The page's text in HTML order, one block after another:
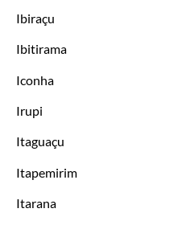
Ibiraçu
Ibitirama
Iconha
Irupi
Itaguaçu
Itapemirim
Itarana